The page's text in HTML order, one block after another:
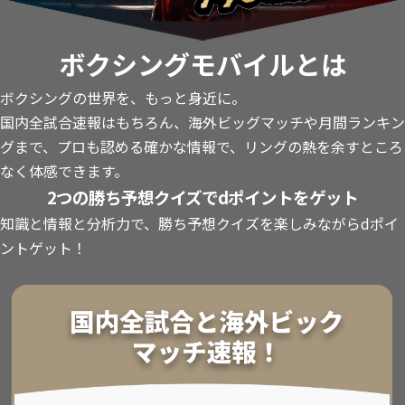
ボクシングモバイルとは
ボクシングの世界を、もっと身近に。
国内全試合速報はもちろん、海外ビッグマッチや月間ランキン
グまで、プロも認める確かな情報で、リングの熱を余すところ
なく体感できます。
2つの勝ち予想クイズでdポイントをゲット
知識と情報と分析力で、勝ち予想クイズを楽しみながらdポイ
ントゲット！